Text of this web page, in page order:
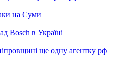
на Суми
Bosch в Україні
ще одну агентку рф